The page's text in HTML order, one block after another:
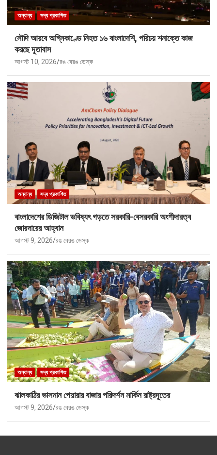
অন্যান্য সদ্য প্রকাশিত
সৌদি আরবে অগ্নিকাণ্ডে নিহত ১৬ বাংলাদেশি, পরিচয় শনাক্তে কাজ
করছে দূতাবাস
আগস্ট 10, 2026 রঙ বেরঙ ডেস্ক
অন্যান্য সদ্য প্রকাশিত
বাংলাদেশের ডিজিটাল ভবিষ্যৎ গড়তে সরকারি-বেসরকারি অংশীদারত্ব
জোরদারের আহ্বান
আগস্ট 9, 2026 রঙ বেরঙ ডেস্ক
অন্যান্য সদ্য প্রকাশিত
ঝালকাঠির ভাসমান পেয়ারার বাজার পরিদর্শন মার্কিন রাষ্ট্রদূতের
আগস্ট 9, 2026 রঙ বেরঙ ডেস্ক